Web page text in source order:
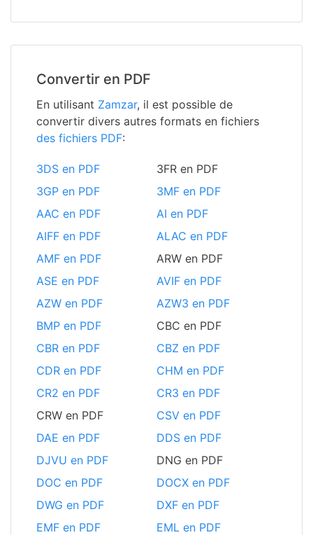
Convertir en PDF
En utilisant Zamzar, il est possible de
convertir divers autres formats en fichiers
des fichiers PDF:
3DS en PDF
3FR en PDF
3GP en PDF
3MF en PDF
AAC en PDF
AI en PDF
AIFF en PDF
ALAC en PDF
AMF en PDF
ARW en PDF
ASE en PDF
AVIF en PDF
AZW en PDF
AZW3 en PDF
BMP en PDF
CBC en PDF
CBR en PDF
CBZ en PDF
CDR en PDF
CHM en PDF
CR2 en PDF
CR3 en PDF
CRW en PDF
CSV en PDF
DAE en PDF
DDS en PDF
DJVU en PDF
DNG en PDF
DOC en PDF
DOCX en PDF
DWG en PDF
DXF en PDF
EMF en PDF
EML en PDF